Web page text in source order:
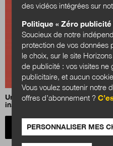
Un plan Marshall pour la
inachevé ?
des vidéos intégrées sur
Politique « Zéro publicité
Soucieux de notre
protection de vos données
le choix, sur le site
de publicité : vos visites ne
publicitaire, et aucun
Vous voulez soutenir notre
offres d’abonnement ?
PERSONNALISER MES